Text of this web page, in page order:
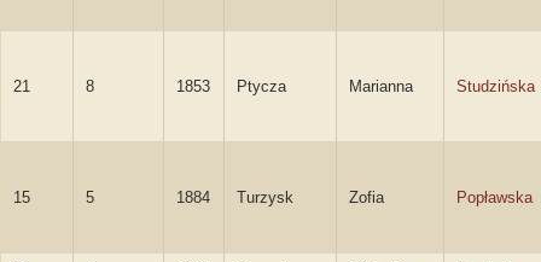
21 8 1853 Ptycza Marianna Studzińska
15 5 1884 Turzysk Zofia Popławska